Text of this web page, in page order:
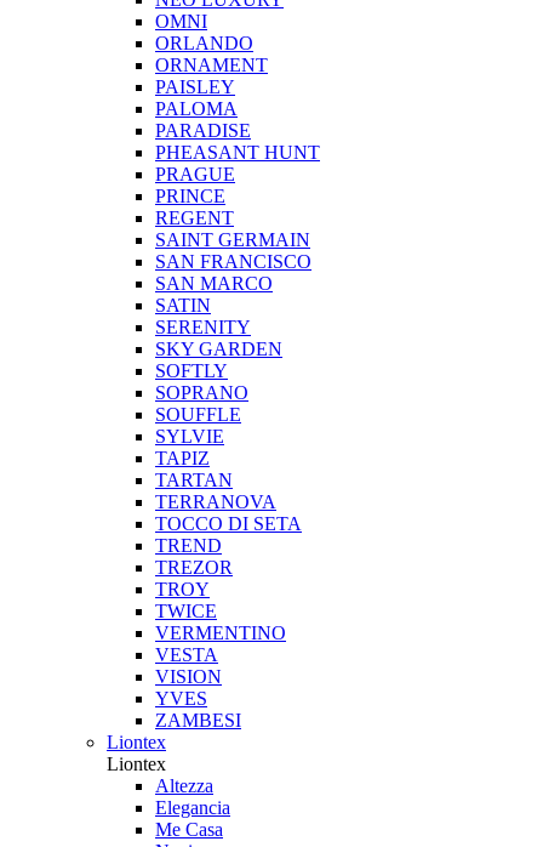
OMNI
ORLANDO
ORNAMENT
PAISLEY
PALOMA
PARADISE
PHEASANT HUNT
PRAGUE
PRINCE
REGENT
SAINT GERMAIN
SAN FRANCISCO
SAN MARCO
SATIN
SERENITY
SKY GARDEN
SOFTLY
SOPRANO
SOUFFLE
SYLVIE
TAPIZ
TARTAN
TERRANOVA
TOCCO DI SETA
TREND
TREZOR
TROY
TWICE
VERMENTINO
VESTA
VISION
YVES
ZAMBESI
Liontex
Liontex
Altezza
Elegancia
Me Casa